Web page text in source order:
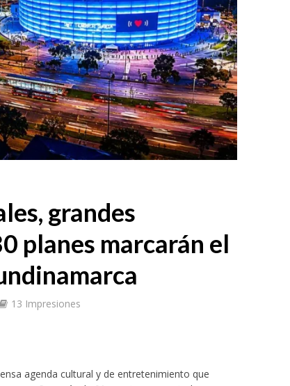
grandes
planes marcarán el
13 Impresiones
agenda cultural y de entretenimiento que